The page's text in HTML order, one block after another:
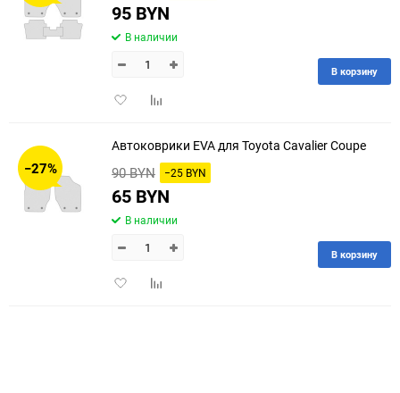
150
95 BYN
В наличии
ДобавитьДобавить
В корзину
−27%
Автоковрики EVA для Toyota Cavalier Coupe
90 BYN −25 BYN
65 BYN
В наличии
ДобавитьДобавить
В корзину